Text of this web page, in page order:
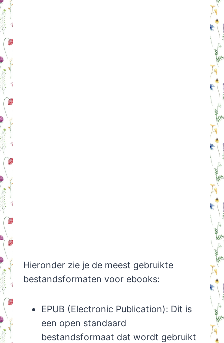
Hieronder zie je de meest gebruikte
bestandsformaten voor ebooks:
EPUB (Electronic Publication): Dit is
een open standaard
bestandsformaat dat wordt gebruikt